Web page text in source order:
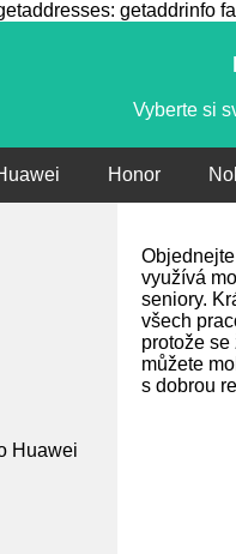
getaddrinfo
Vyberte si
Honor
Huawei
využívá
seniory.
všech
protože
můžete
s dobrou